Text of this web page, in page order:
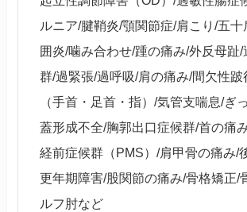
ルニア/腱鞘炎/顎関節症/肩こり/五十
囲炎/噛み合わせ/踵の痛み/外反母趾/
群/過緊張/過呼吸/肩の痛み/間欠性跛
（手首・足首・指）/気管支喘息/ぎ
蓋形成不全/胸郭出口症候群/首の痛
経前症候群（PMS）/肩甲骨の痛み/
更年期障害/股関節の痛み/骨格矯正/
ルフ肘など